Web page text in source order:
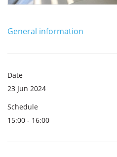
General information
Date
23 Jun 2024
Schedule
15:00 - 16:00